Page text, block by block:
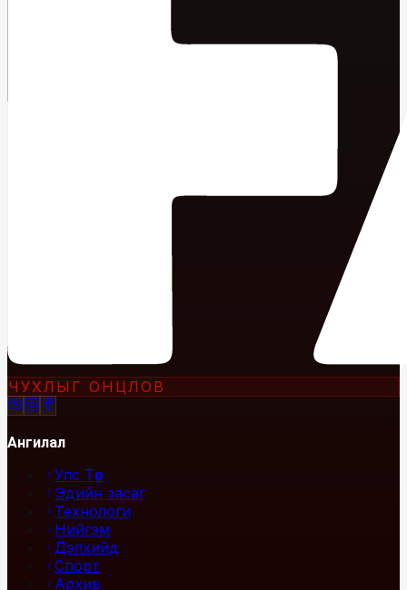
ЧУХЛЫГ ОНЦЛОВ
Ангилал
Улс Төр
Эдийн засаг
Технологи
Нийгэм
Дэлхийд
Спорт
Архив